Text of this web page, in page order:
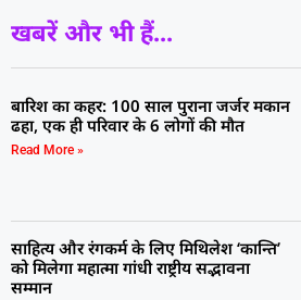
खबरें और भी हैं...
बारिश का कहर: 100 साल पुराना जर्जर मकान
ढहा, एक ही परिवार के 6 लोगों की मौत
Read More »
साहित्य और रंगकर्म के लिए मिथिलेश ‘कान्ति’
को मिलेगा महात्मा गांधी राष्ट्रीय सद्भावना
सम्मान